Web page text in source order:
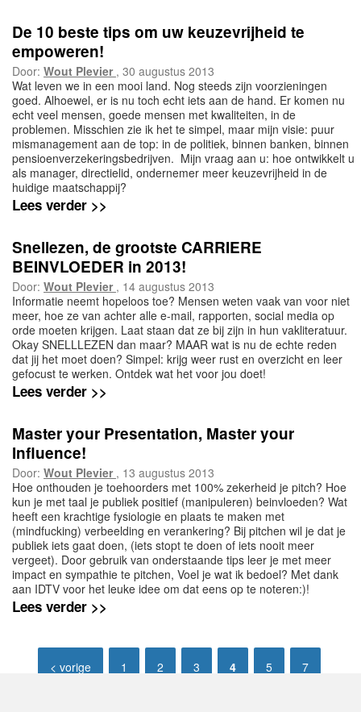
De 10 beste tips om uw keuzevrijheid te
empoweren!
Door: Wout Plevier , 30 augustus 2013
Wat leven we in een mooi land. Nog steeds zijn voorzieningen
goed. Alhoewel, er is nu toch echt iets aan de hand. Er komen nu
echt veel mensen, goede mensen met kwaliteiten, in de
problemen. Misschien zie ik het te simpel, maar mijn visie: puur
mismanagement aan de top: in de politiek, binnen banken, binnen
pensioenverzekeringsbedrijven. Mijn vraag aan u: hoe ontwikkelt u
als manager, directielid, ondernemer meer keuzevrijheid in de
huidige maatschappij?
Lees verder >>
Snellezen, de grootste CARRIERE
BEINVLOEDER in 2013!
Door: Wout Plevier , 14 augustus 2013
Informatie neemt hopeloos toe? Mensen weten vaak van voor niet
meer, hoe ze van achter alle e-mail, rapporten, social media op
orde moeten krijgen. Laat staan dat ze bij zijn in hun vakliteratuur.
Okay SNELLLEZEN dan maar? MAAR wat is nu de echte reden
dat jij het moet doen? Simpel: krijg weer rust en overzicht en leer
gefocust te werken. Ontdek wat het voor jou doet!
Lees verder >>
Master your Presentation, Master your
Influence!
Door: Wout Plevier , 13 augustus 2013
Hoe onthouden je toehoorders met 100% zekerheid je pitch? Hoe
kun je met taal je publiek positief (manipuleren) beinvloeden? Wat
heeft een krachtige fysiologie en plaats te maken met
(mindfucking) verbeelding en verankering? Bij pitchen wil je dat je
publiek iets gaat doen, (iets stopt te doen of iets nooit meer
vergeet). Door gebruik van onderstaande tips leer je met meer
impact en sympathie te pitchen, Voel je wat ik bedoel? Met dank
aan IDTV voor het leuke idee om dat eens op te noteren:)!
Lees verder >>
< vorige 1 2 3 4 5 7